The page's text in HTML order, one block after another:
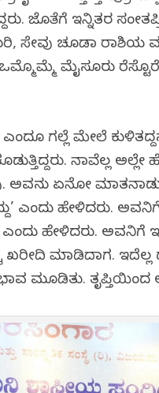
ಜೊತೆಗೆ ಇನ್ನಿತರ
ಚೂಡಾ ರಾಶಿಯ
ಮೈಸೂರು
ಗಲ್ಲೆ ಮೇಲೆ
ನಾವೆಲ್ಲ ಅಲ್ಲೇ
ಅವನು ಏನೋ
ಎಂದು ಹೇಳಿದರು.
ಎಂದು ಹೇಳಿದರು.
ಮಾಡಿದಾಗ. ಇದೆಲ್ಲ
ಭಾವ ಮೂಡಿತು.